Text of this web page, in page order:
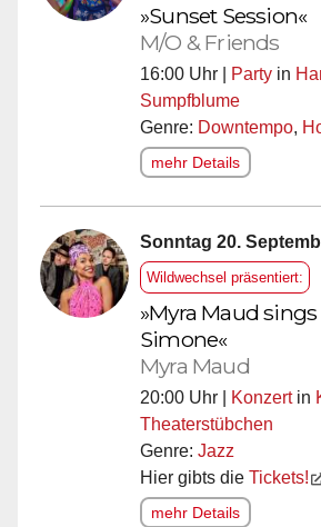
»Sunset Session«
M/O & Friends
16:00 Uhr | Party in
Sumpfblume
Genre: Downtempo,
mehr Details
Sonntag 20.
Wildwechsel präsentiert:
»Myra Maud
Simone«
Myra Maud
20:00 Uhr | Konzertin
Theaterstübchen
Genre: Jazz
Hier gibts die Tickets!
mehr Details